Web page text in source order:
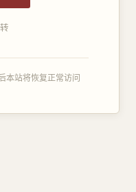
本站将恢复正常访问